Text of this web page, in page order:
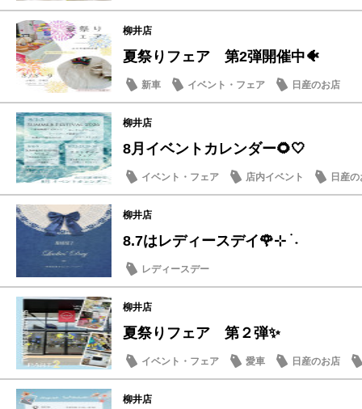
柳井店
夏祭りフェア 第2弾開催中🐠
新車 イベント・フェア 日産のお店
柳井店
8月イベントカレンダー🌻🤍
イベント・フェア 店内イベント 日産
柳井店
8.7はレディースデイ🌹⊹ ࣪ ˖
レディースデー
柳井店
夏祭りフェア 第２弾✨
イベント・フェア 愛車 日産のお店
柳井店